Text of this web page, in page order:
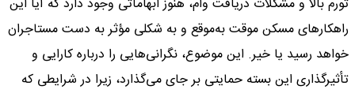
تورم بالا و مشکلات دریافت وام، هنوز ابهاماتی وجود دارد که آیا این
راهکارهای مسکن موقت به‌موقع و به شکلی مؤثر به دست مستاجران
خواهد رسید یا خیر. این موضوع، نگرانی‌هایی را درباره کارایی و
تأثیرگذاری این بسته حمایتی بر جای می‌گذارد، زیرا در شرایطی که